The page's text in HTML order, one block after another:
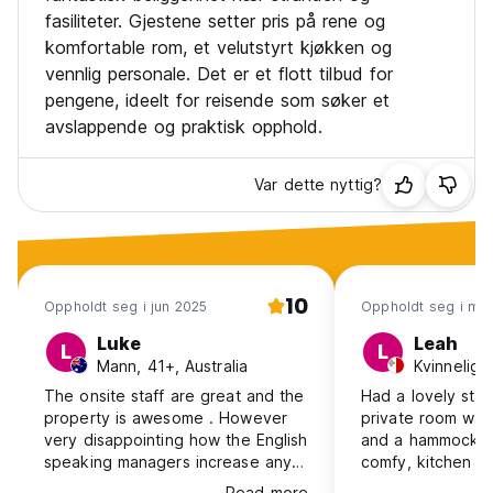
. Rom med eget bad, to enkeltsenger med tak og stående
vifter.
. Rom med eget bad, dobbeltseng med tak og stående
vifter.
. Fullt utstyrt felleskjøkken i fellesområdet samt bord for å
nyte måltidene dine
utstyrt for å tilberede måltider og en liten privat balkong
med salongbord og benk.
. Hengekøyer og bord under og mandeltre på uteplassen.
Retningslinjer og betingelser:
- Betaling ved ankomst (kun kontant)
-Ingen kanselleringer, endring av datoer eller refusjon
-Stille etter kl 23.00
-Ingen fester på noe tidspunkt i eller utenfor rommene
-Ingen fyll, høy musikk eller slåsskamper
-Ingen personer som ikke er gjester tillater
- Ingen røyking inne på rommene
-Ingen barn tillater (våre fasiliteter er ikke utstyrt for barn)
fasiliteter. Gjestene setter pris på rene og
komfortable rom, et velutstyrt kjøkken og
vennlig personale. Det er et flott tilbud for
pengene, ideelt for reisende som søker et
avslappende og praktisk opphold.
Var dette nyttig?
Oppholdt seg i jun 2025 10
L Luke
Mann, 41+, Australia
The onsite staff are great and the
property is awesome . However
very disappointing how the English
speaking managers increase any
requested additional nights. They
Oppholdt seg i
L Leah
Kvinnelig,
Had a lovely
private room
and a hammock
comfy, kitchen